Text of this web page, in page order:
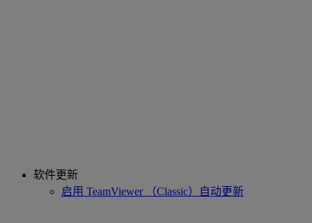
软件更新
启用 TeamViewer （Classic）自动更新